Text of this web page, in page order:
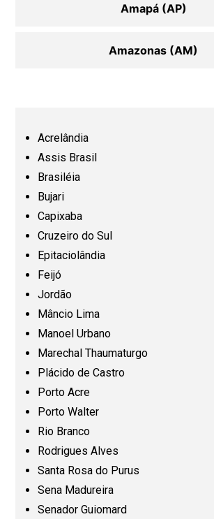
Amapá (AP)
Amazonas (AM)
Paraíba (PB)
Paraná (PR)
Acrelândia
Assis Brasil
Brasiléia
Bujari
Capixaba
Cruzeiro do Sul
Epitaciolândia
Feijó
Jordão
Mâncio Lima
Manoel Urbano
Marechal Thaumaturgo
Plácido de Castro
Porto Acre
Porto Walter
Rio Branco
Rodrigues Alves
Santa Rosa do Purus
Sena Madureira
Senador Guiomard